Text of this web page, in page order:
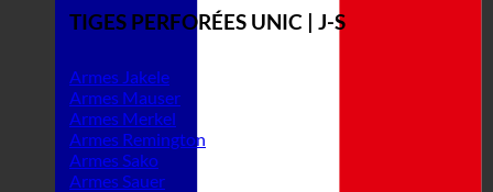
TIGES PERFORÉES UNIC | J-S
Armes Jakele
Armes Mauser
Armes Merkel
Armes Remington
Armes Sako
Armes Sauer